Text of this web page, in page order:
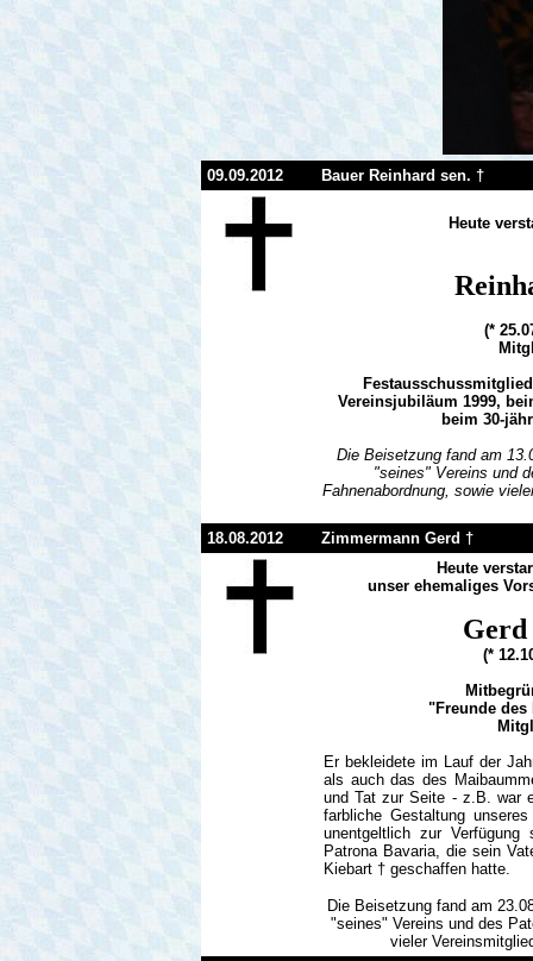
09.09.2012 Bauer Reinhard sen. †
Heute
(*
Vereinsjubiläum 1999,
beim 30-
Die Beisetzung fand am
"seines" Vereins und
Fahnenabordnung, sowie
18.08.2012
Zimmermann Gerd †
Heute
unser ehemaliges
(*
"Freunde des
Er bekleidete im Lauf der
als auch das des
und Tat zur Seite - z.B. war
farbliche Gestaltung
unentgeltlich zur
Patrona Bavaria, die sein
Kiebart † geschaffen hatte.
Die Beisetzung fand am
"seines" Vereins und des
vieler